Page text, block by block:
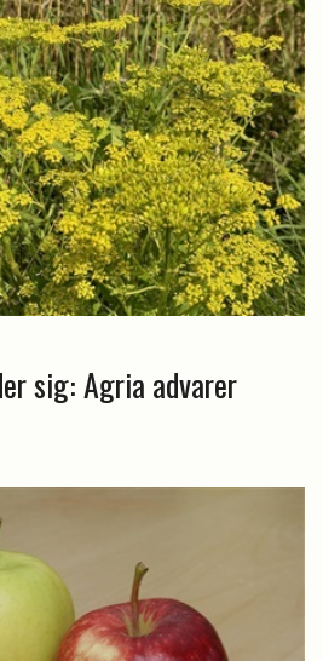
sig: Agria advarer